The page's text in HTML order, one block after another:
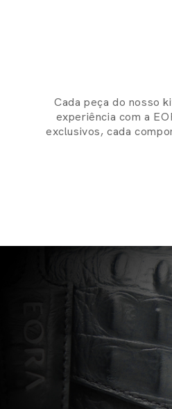
Cada peça do nosso
experiência com a
exclusivos, cada